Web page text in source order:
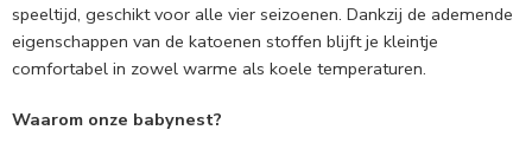
speeltijd, geschikt voor alle vier seizoenen. Dankzij de ademende
eigenschappen van de katoenen stoffen blijft je kleintje
comfortabel in zowel warme als koele temperaturen.
Waarom onze babynest?